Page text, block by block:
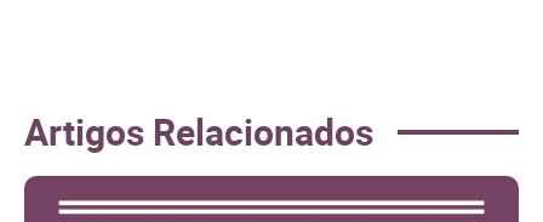
Artigos Relacionados